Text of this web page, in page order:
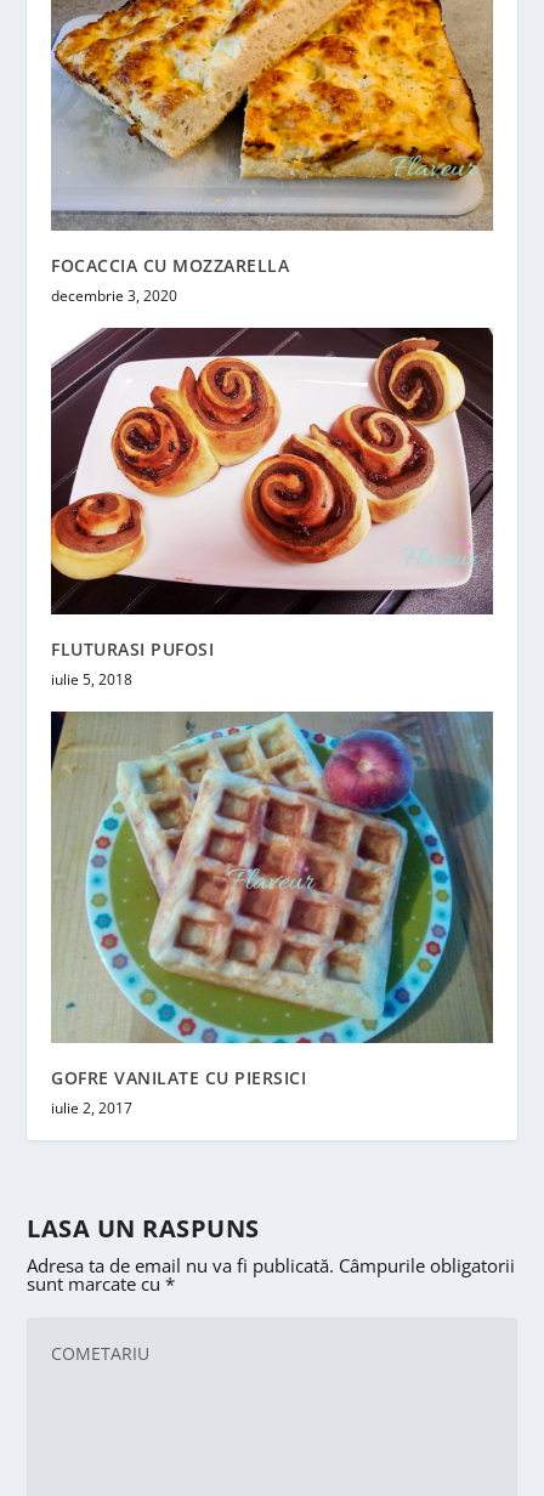
FOCACCIA CU MOZZARELLA
decembrie 3, 2020
FLUTURASI PUFOSI
iulie 5, 2018
GOFRE VANILATE CU PIERSICI
iulie 2, 2017
LASA UN RASPUNS
Adresa ta de email nu va fi publicată. Câmpurile obligatorii
sunt marcate cu*